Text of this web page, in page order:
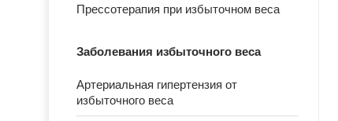
Прессотерапия при избыточном веса
Заболевания избыточного веса
Артериальная гипертензия от
избыточного веса